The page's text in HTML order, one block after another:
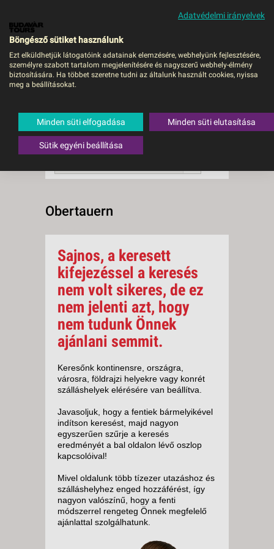
MENÜ
Obertauern
megfelelő utazásttaláltunk.
A keresővel tovább szűkítheti a
találati listát!
RENDEZÉS:
Obertauern
Sajnos, a keresett
kifejezéssel a keresés
nem volt sikeres, de ez
nem jelenti azt, hogy
nem tudunk Önnek
ajánlani semmit.
Keresőnk kontinensre, országra,
városra, földrajzi helyekre vagy konrét
szálláshelyek elérésére van beállítva.
Javasoljuk, hogy a fentiek bármelyikével
indítson keresést, majd nagyon
egyszerűen szűrje a keresés
eredményét a bal oldalon lévő oszlop
kapcsolóival!
Mivel oldalunk több tízezer utazáshoz és
szálláshelyhez enged hozzáférést, így
nagyon valószínű, hogy a fenti
módszerrel rengeteg Önnek megfelelő
ajánlattal szolgálhatunk.
Adatvédelmi irányelvek
Böngésző sütiket használunk
Ezt elküldhetjük látogatóink adatainak elemzésére, webhelyünk fejlesztésére,
személyre szabott tartalom megjelenítésére és nagyszerű webhely-élmény
biztosítására. Ha többet szeretne tudni az általunk használt cookies, nyissa
meg a beállításokat.
Minden süti elfogadása Minden süti elutasítása
Sütik egyéni beállítása